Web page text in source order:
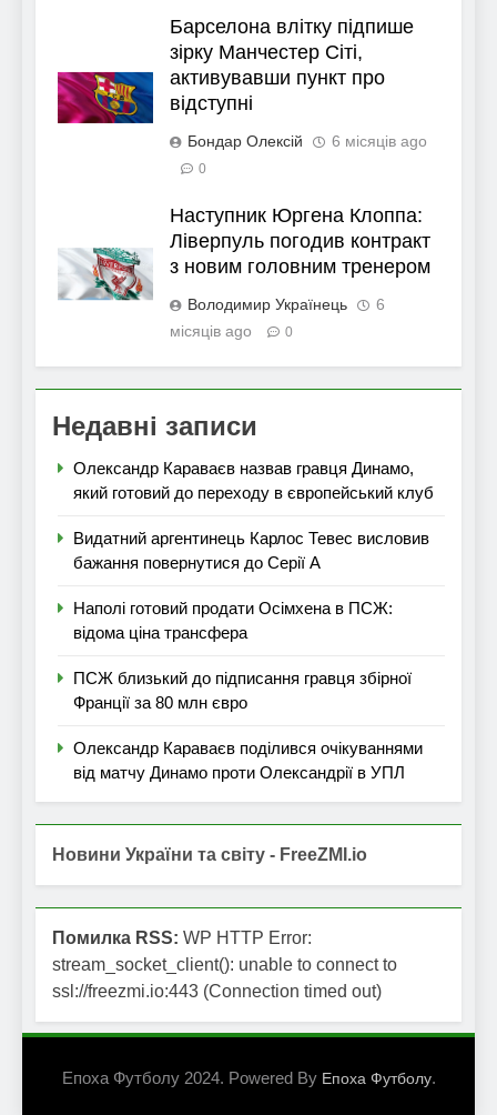
Барселона влітку підпише
зірку Манчестер Сіті,
активувавши пункт про
відступні
Бондар Олексій 6 місяців ago
0
Наступник Юргена Клоппа:
Ліверпуль погодив контракт
з новим головним тренером
Володимир Українець
6
місяців ago
0
Недавні записи
Олександр Караваєв назвав гравця Динамо,
який готовий до переходу в європейський клуб
Видатний аргентинець Карлос Тевес висловив
бажання повернутися до Серії А
Наполі готовий продати Осімхена в ПСЖ:
відома ціна трансфера
ПСЖ близький до підписання гравця збірної
Франції за 80 млн євро
Олександр Караваєв поділився очікуваннями
від матчу Динамо проти Олександрії в УПЛ
Новини України та світу - FreeZMI.io
Помилка RSS: WP HTTP Error:
stream_socket_client(): unable to connect to
ssl://freezmi.io:443 (Connection timed out)
Епоха Футболу 2024. Powered By Епоха Футболу.